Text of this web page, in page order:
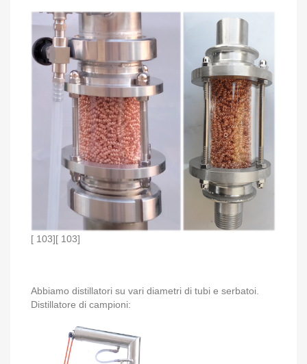
[ 103][ 103]
Abbiamo distillatori su vari diametri di tubi e serbatoi.
Distillatore di campioni: